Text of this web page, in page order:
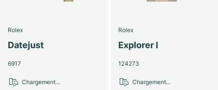
Rolex
Datejust
6917
Chargement…
Rolex
Explorer I
124273
Chargement…